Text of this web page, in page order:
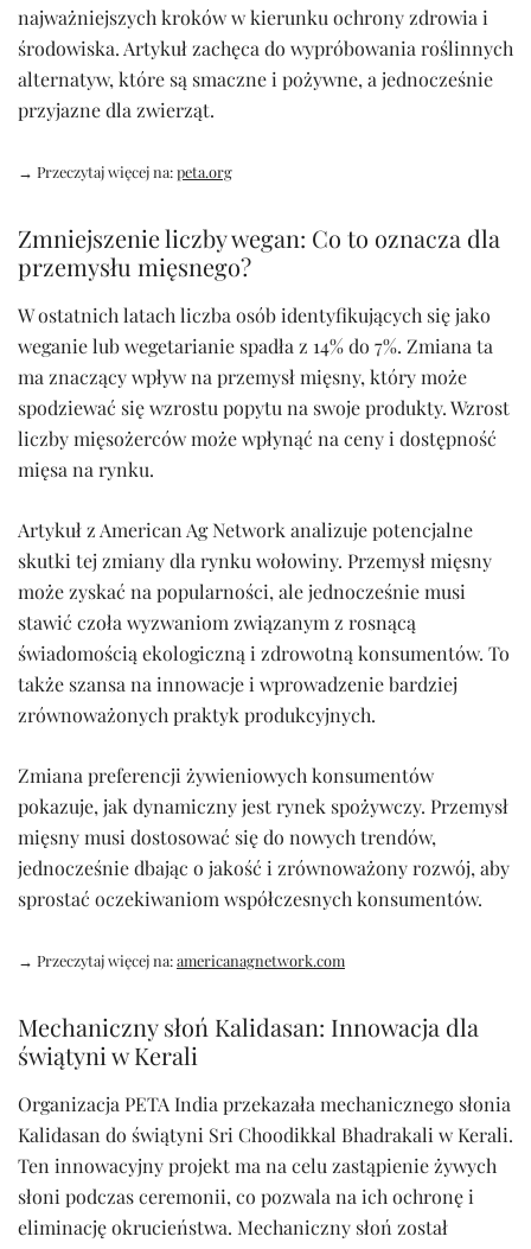
najważniejszych kroków w kierunku ochrony zdrowia i
środowiska. Artykuł zachęca do wypróbowania roślinnych
alternatyw, które są smaczne i pożywne, a jednocześnie
przyjazne dla zwierząt.
→ Przeczytaj więcej na:peta.org
Zmniejszenie liczby wegan: Co to oznacza dla
przemysłu mięsnego?
W ostatnich latach liczba osób identyfikujących się jako
weganie lub wegetarianie spadła z 14% do 7%. Zmiana ta
ma znaczący wpływ na przemysł mięsny, który może
spodziewać się wzrostu popytu na swoje produkty. Wzrost
liczby mięsożerców może wpłynąć na ceny i dostępność
mięsa na rynku.
Artykuł z American Ag Network analizuje potencjalne
skutki tej zmiany dla rynku wołowiny. Przemysł mięsny
może zyskać na popularności, ale jednocześnie musi
stawić czoła wyzwaniom związanym z rosnącą
świadomością ekologiczną i zdrowotną konsumentów. To
także szansa na innowacje i wprowadzenie bardziej
zrównoważonych praktyk produkcyjnych.
Zmiana preferencji żywieniowych konsumentów
pokazuje, jak dynamiczny jest rynek spożywczy. Przemysł
mięsny musi dostosować się do nowych trendów,
jednocześnie dbając o jakość i zrównoważony rozwój, aby
sprostać oczekiwaniom współczesnych konsumentów.
→ Przeczytaj więcej na:americanagnetwork.com
Mechaniczny słoń Kalidasan: Innowacja dla
świątyni w Kerali
Organizacja PETA India przekazała mechanicznego słonia
Kalidasan do świątyni Sri Choodikkal Bhadrakali w Kerali.
Ten innowacyjny projekt ma na celu zastąpienie żywych
słoni podczas ceremonii, co pozwala na ich ochronę i
eliminację okrucieństwa. Mechaniczny słoń został